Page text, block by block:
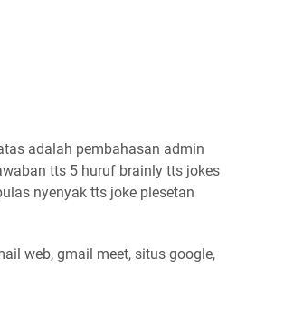
adalah pembahasan admin
tts 5 huruf brainly tts jokes
nyenyak tts joke plesetan
web, gmail meet, situs google,